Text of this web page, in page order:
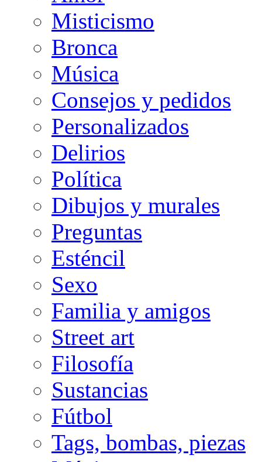
Misticismo
Bronca
Música
Consejos y pedidos
Personalizados
Delirios
Política
Dibujos y murales
Preguntas
Esténcil
Sexo
Familia y amigos
Street art
Filosofía
Sustancias
Fútbol
Tags, bombas, piezas